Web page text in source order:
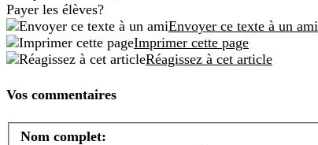
Payer les élèves?
Envoyer ce texte à un ami
Imprimer cette page
Réagissez à cet article
Vos commentaires
Nom complet: